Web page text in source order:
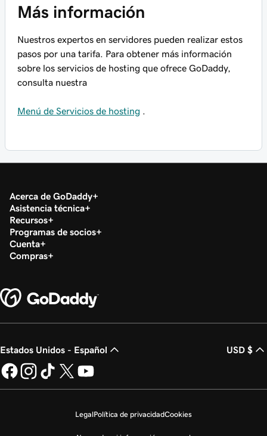
Más información
Nuestros expertos en servidores pueden realizar estos
pasos por una tarifa. Para obtener más información
sobre los servicios de hosting que ofrece GoDaddy,
consulta nuestra
Menú de Servicios de hosting
Acerca de GoDaddy
Asistencia técnica
Recursos
Programas de socios
Cuenta
Compras
Estados Unidos - Español USD $
LegalPolítica de privacidadCookies